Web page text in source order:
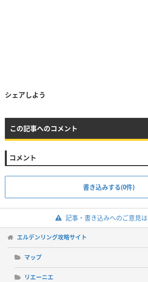
シェアしよう
この記事へのコメント
コメント
書き込みする(0件)
記事・書き込みへのご意見
エルデンリング攻略サイト
マップ
リエーニエ